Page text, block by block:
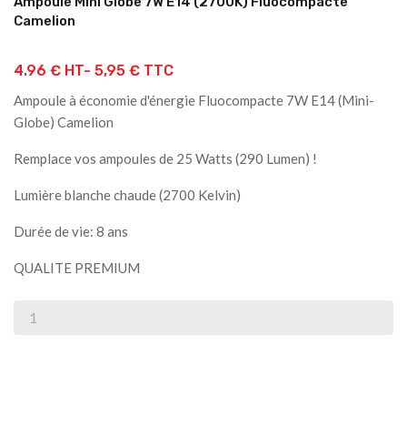
Camelion
4.96 € HT- 5,95 € TTC
Ampoule à économie d'énergie Fluocompacte 7W E14 (Mini-
Globe) Camelion
Remplace vos ampoules de 25 Watts (290 Lumen) !
Lumière blanche chaude (2700 Kelvin)
Durée de vie: 8 ans
QUALITE PREMIUM